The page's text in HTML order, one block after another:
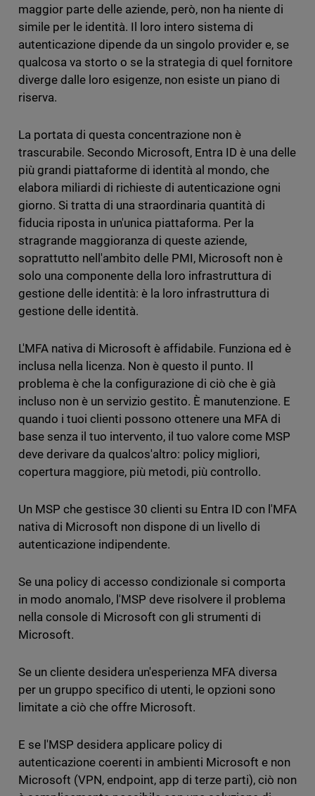
maggior parte delle aziende, però, non ha niente di
simile per le identità. Il loro intero sistema di
autenticazione dipende da un singolo provider e, se
qualcosa va storto o se la strategia di quel fornitore
diverge dalle loro esigenze, non esiste un piano di
riserva.
La portata di questa concentrazione non è
trascurabile. Secondo Microsoft, Entra ID è una delle
più grandi piattaforme di identità al mondo, che
elabora miliardi di richieste di autenticazione ogni
giorno. Si tratta di una straordinaria quantità di
fiducia riposta in un'unica piattaforma. Per la
stragrande maggioranza di queste aziende,
soprattutto nell'ambito delle PMI, Microsoft non è
solo una componente della loro infrastruttura di
gestione delle identità: è la loro infrastruttura di
gestione delle identità.
L'MFA nativa di Microsoft è affidabile. Funziona ed è
inclusa nella licenza. Non è questo il punto. Il
problema è che la configurazione di ciò che è già
incluso non è un servizio gestito. È manutenzione. E
quando i tuoi clienti possono ottenere una MFA di
base senza il tuo intervento, il tuo valore come MSP
deve derivare da qualcos'altro: policy migliori,
copertura maggiore, più metodi, più controllo.
Un MSP che gestisce 30 clienti su Entra ID con l'MFA
nativa di Microsoft non dispone di un livello di
autenticazione indipendente.
Se una policy di accesso condizionale si comporta
in modo anomalo, l'MSP deve risolvere il problema
nella console di Microsoft con gli strumenti di
Microsoft.
Se un cliente desidera un'esperienza MFA diversa
per un gruppo specifico di utenti, le opzioni sono
limitate a ciò che offre Microsoft.
E se l'MSP desidera applicare policy di
autenticazione coerenti in ambienti Microsoft e non
Microsoft (VPN, endpoint, app di terze parti), ciò non